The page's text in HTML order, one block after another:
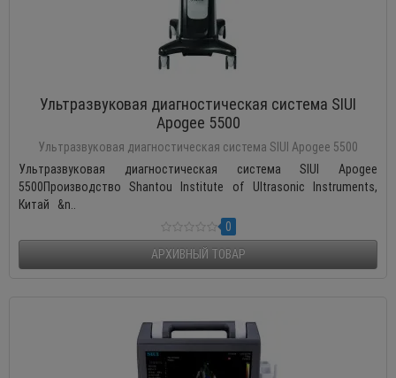
Ультразвуковая диагностическая система SIUI
Apogee 5500
Ультразвуковая диагностическая система SIUI Apogee 5500
Ультразвуковая диагностическая система SIUI Apogee
5500Производство Shantou Institute of Ultrasonic Instruments,
Китай &n..
0
АРХИВНЫЙ ТОВАР